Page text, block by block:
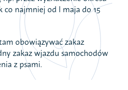
co najmniej od l maja do 15
obowiązywać zakaz
zakaz wjazdu samochodów
z psami.